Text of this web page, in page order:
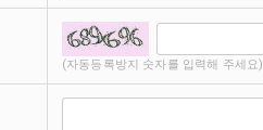
(자동등록방지 숫자를 입력해 주세요)